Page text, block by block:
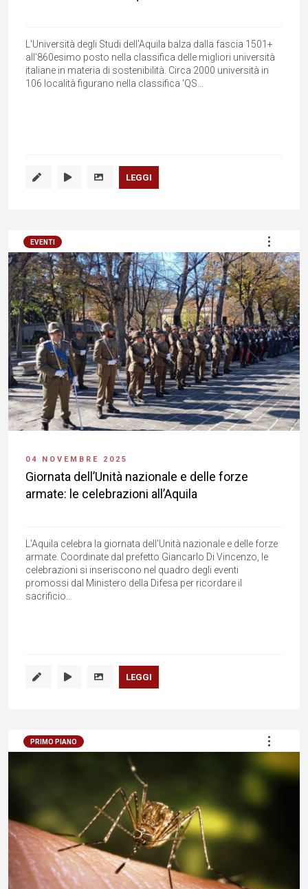
L'Università degli Studi dell'Aquila balza dalla fascia 1501+
all'860esimo posto nella classifica delle migliori università
italiane in materia di sostenibilità. Circa 2000 università in
106 località figurano nella classifica 'QS...
LEGGI
EVENTI
04 NOVEMBRE 2025
Giornata dell’Unità nazionale e delle forze
armate: le celebrazioni all’Aquila
L'Aquila celebra la giornata dell'Unità nazionale e delle forze
armate. Coordinate dal prefetto Giancarlo Di Vincenzo, le
celebrazioni si inseriscono nel quadro degli eventi
promossi dal Ministero della Difesa per ricordare il
sacrificio...
LEGGI
PRIMO PIANO